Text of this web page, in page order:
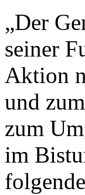
„Der
seiner
Aktion
und
zum
im